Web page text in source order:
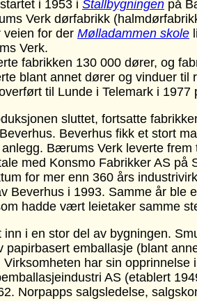
i 1953 i Stallbygningen på
Verk dørfabrikk
veien for der Mølladammen skole
Verk.
fabrikken 130 000 dører, og
blant annet dører og vinduer til
til Lunde i Telemark i
sluttet, fortsatte
Beverhus fikk et stort
Bærums Verk leverte
med Konsmo Fabrikker AS
for mer enn 360 års
Beverhus i 1993. Samme år ble
hadde vært leietaker samme
inn i en stor del av bygningen.
papirbasert emballasje (blant
har sin
AS (etablert
Norpapps salgsledelse,